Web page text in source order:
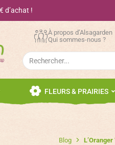
d’achat !
À propos d’Alsagarden
Qui sommes-nous ?
Search
for:
FLEURS & PRAIRIES
Blog